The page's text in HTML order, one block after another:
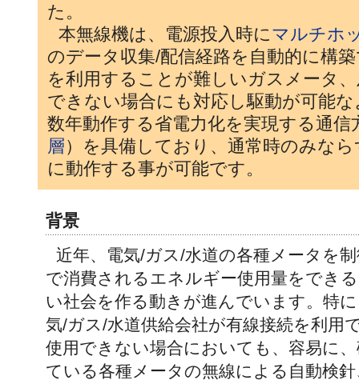
た。
本無線機は、電源投入時にマルチホ
のデータ収集/配信経路を自動的に構
を利用することが難しいガスメータ
できない場合にも対応し駆動が可能
数年動作する省電力化を実現する通信
層）を具備しており、通常時のみな
に動作する事が可能です。
背景
近年、電気/ガス/水道の各種メータを
で消費されるエネルギー使用量をでき
い社会を作る動きが進んでいます。特
気/ガス/水道供給会社が有線接続を利用
使用できない場合においても、容易に
ている各種メータの無線による自動検